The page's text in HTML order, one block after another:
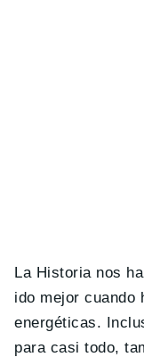
La Historia nos
ido mejor cuando
energéticas.
para casi todo,